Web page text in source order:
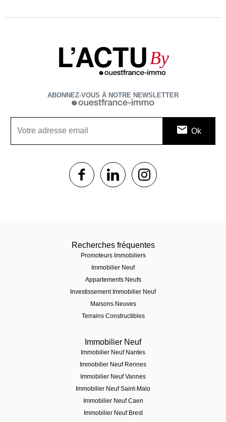
L’ACTU By
ABONNEZ-VOUS À NOTRE NEWSLETTER
1$s 1$s
Recherches fréquentes
Promoteurs Immobiliers
Immobilier Neuf
Appartements Neufs
Investissement Immobilier Neuf
Maisons Neuves
Terrains Constructibles
Immobilier Neuf
Immobilier Neuf Nantes
Immobilier Neuf Rennes
Immobilier Neuf Vannes
Immobilier Neuf Saint-Malo
Immobilier Neuf Caen
Immobilier Neuf Brest